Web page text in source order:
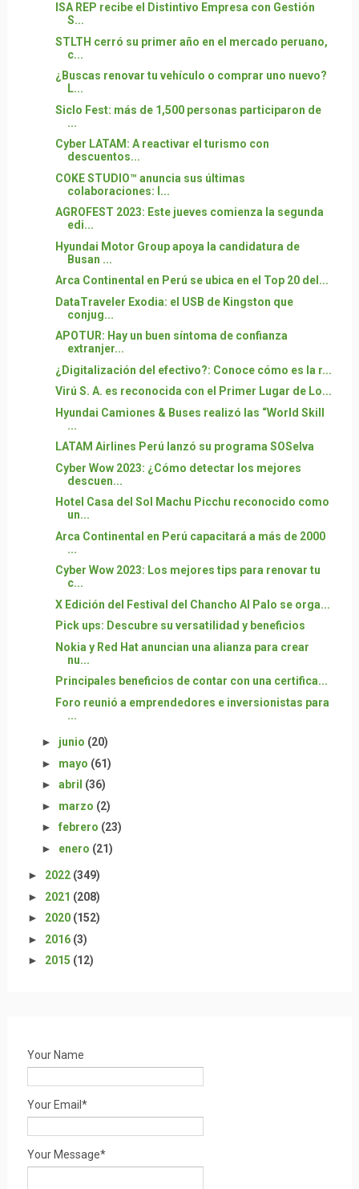
ISA REP recibe el Distintivo Empresa con Gestión
S...
STLTH cerró su primer año en el mercado peruano,
c...
¿Buscas renovar tu vehículo o comprar uno nuevo?
L...
Siclo Fest: más de 1,500 personas participaron de
...
Cyber LATAM: A reactivar el turismo con
descuentos...
COKE STUDIO™ anuncia sus últimas
colaboraciones: I...
AGROFEST 2023: Este jueves comienza la segunda
edi...
Hyundai Motor Group apoya la candidatura de
Busan ...
Arca Continental en Perú se ubica en el Top 20 del...
DataTraveler Exodia: el USB de Kingston que
conjug...
APOTUR: Hay un buen síntoma de confianza
extranjer...
¿Digitalización del efectivo?: Conoce cómo es la r...
Virú S. A. es reconocida con el Primer Lugar de Lo...
Hyundai Camiones & Buses realizó las “World Skill
...
LATAM Airlines Perú lanzó su programa SOSelva
Cyber Wow 2023: ¿Cómo detectar los mejores
descuen...
Hotel Casa del Sol Machu Picchu reconocido como
un...
Arca Continental en Perú capacitará a más de 2000
...
Cyber Wow 2023: Los mejores tips para renovar tu
c...
X Edición del Festival del Chancho Al Palo se orga...
Pick ups: Descubre su versatilidad y beneficios
Nokia y Red Hat anuncian una alianza para crear
nu...
Principales beneficios de contar con una certifica...
Foro reunió a emprendedores e inversionistas para
...
► junio (20)
► mayo (61)
► abril (36)
► marzo (2)
► febrero (23)
► enero (21)
► 2022 (349)
► 2021 (208)
► 2020 (152)
► 2016 (3)
► 2015 (12)
Your Name
Your Email*
Your Message*